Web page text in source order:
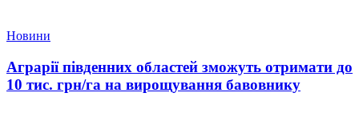
Новини
Аграрії південних областей зможуть отримати до
10 тис. грн/га на вирощування бавовнику